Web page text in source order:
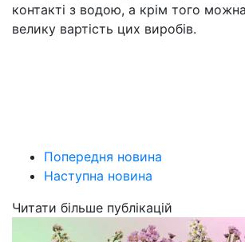
контакті з водою, а крім того
велику вартість цих виробів.
Попередня новина
Наступна новина
Читати більше публікацій